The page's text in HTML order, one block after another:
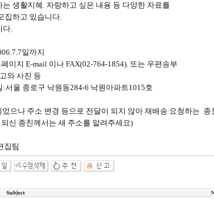
는 생활지혜. 자랑하고 싶은 내용 등 다양한 자료를
집하고 있습니다.
다.
일까지
이지 E-mail 이나 FAX(02-764-1854). 또는 우편송부
와 사진 등
울 종로구 낙원동284-6 낙원아파트1015호
으나 주소 변경 등으로 전달이 되지 않아 재배송 요청하는
신 종친께서는 새 주소를 알려주세요)
팀